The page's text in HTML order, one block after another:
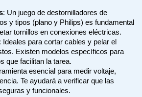
: Un juego de destornilladores de
y tipos (plano y Philips) es fundamental
tornillos en conexiones eléctricas.
: Ideales para cortar cables y pelar el
Existen modelos específicos para
que facilitan la tarea.
esencial para medir voltaje,
Te ayudará a verificar que las
y funcionales.